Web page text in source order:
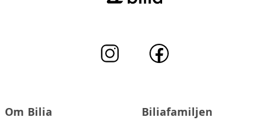
Om Bilia Biliafamiljen